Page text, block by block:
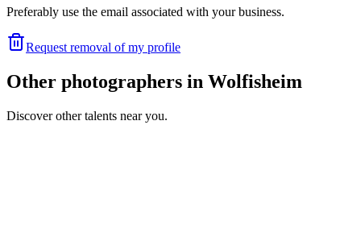
Preferably use the email associated with your business.
Request removal of my profile
Other photographers in Wolfisheim
Discover other talents near you.